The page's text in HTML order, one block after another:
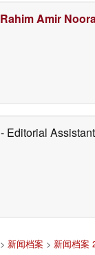
Rahim Amir
- Editorial Assistant
> 新闻档案 > 新闻档案